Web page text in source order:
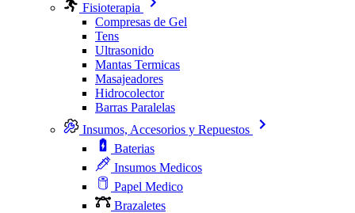
Fisioterapia
Compresas de Gel
Tens
Ultrasonido
Mantas Termicas
Masajeadores
Hidrocolector
Barras Paralelas
Insumos, Accesorios y Repuestos
Baterias
Insumos Medicos
Papel Medico
Brazaletes